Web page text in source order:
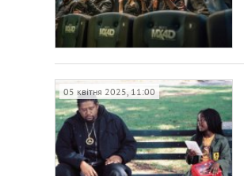
05 квітня 2025, 11:00